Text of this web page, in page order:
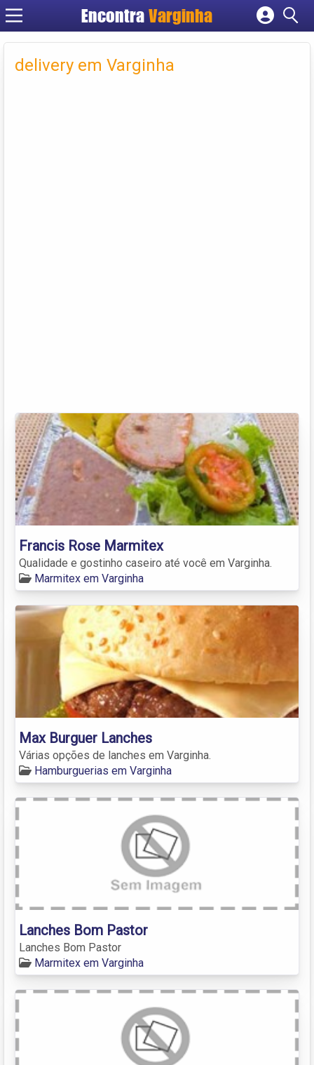
EncontraVarginha
Cadastrar empresa
Criar conta
delivery em Varginha
Francis Rose Marmitex
Qualidade e gostinho caseiro até você em Varginha.
Marmitex em Varginha
Max Burguer Lanches
Várias opções de lanches em Varginha.
Hamburguerias em Varginha
Lanches Bom Pastor
Lanches Bom Pastor
Marmitex em Varginha